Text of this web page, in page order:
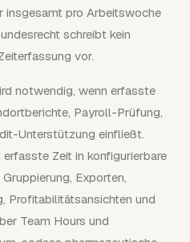
insgesamt pro Arbeitswoche
schreibt kein
vor.
notwendig, wenn erfasste
Payroll-Prüfung,
Unterstützung einfließt.
Zeit in konfigurierbare
Exporten,
Profitabilitätsansichten und
Team Hours und